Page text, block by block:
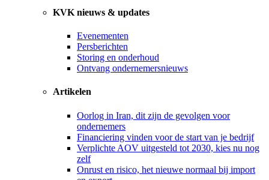
KVK nieuws & updates
Evenementen
Persberichten
Storing en onderhoud
Ontvang ondernemersnieuws
Artikelen
Oorlog in Iran, dit zijn de gevolgen voor
ondernemers
Financiering vinden voor de start van je bedrijf
Verplichte AOV uitgesteld tot 2030, kies nu nog
zelf
Onrust en risico, het nieuwe normaal bij import